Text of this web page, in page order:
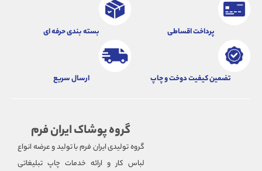
پرداخت اقساطی بسته بندی حرفه ای
تضمین کیفیت دوخت و چاپ ارسال سریع
گروه پوشاک ایران فرم
گروه تولیدی ایران فرم با تولید و عرضه انواع
لباس کار و ارائه خدمات چاپ تبلیغاتی